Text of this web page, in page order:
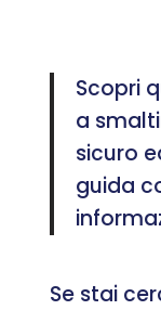
Scopri
a
sicuro
guida
Se stai